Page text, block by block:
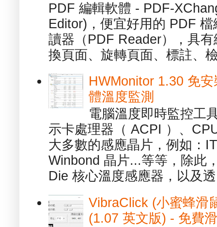
PDF 編輯軟體 - PDF-
Editor)，便宜好用的 PDF
讀器（PDF Reader），具
換頁面、旋轉頁面、標註、
HWMonitor 1.30 免
體溫度監測
電腦溫度即時監控工
示卡處理器（ ACPI ）、
大多數的感應晶片，例如：
Winbond 晶片...等等，除此
Die 核心溫度感應器，以及
VibraClick (小蜜蜂滑
(1.07 英文版) - 免費